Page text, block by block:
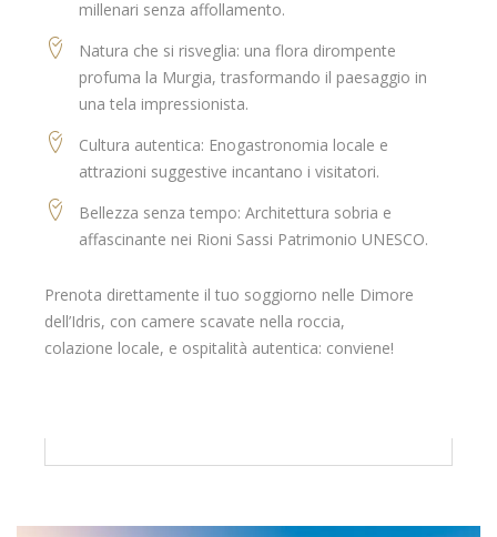
millenari senza affollamento.
Natura che si risveglia: una flora dirompente
profuma la Murgia, trasformando il paesaggio in
una tela impressionista.
Cultura autentica: Enogastronomia locale e
attrazioni suggestive incantano i visitatori.
Bellezza senza tempo: Architettura sobria e
affascinante nei Rioni Sassi Patrimonio UNESCO.
Prenota direttamente il tuo soggiorno nelle Dimore
dell’Idris, con camere scavate nella roccia,
colazione locale, e ospitalità autentica: conviene!